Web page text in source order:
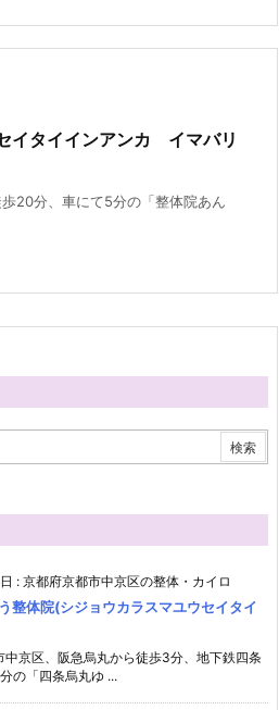
イタイインアンカ イマバリ
20分、車にて5分の「整体院あん
: 京都府京都市中京区の整体・カイロ
整体院(シジョウカラスマユウセイタイ
中京区、阪急烏丸から徒歩3分、地下鉄四条
の「四条烏丸ゆ ...